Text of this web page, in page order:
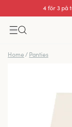
4 för 3 på
Home / Panties